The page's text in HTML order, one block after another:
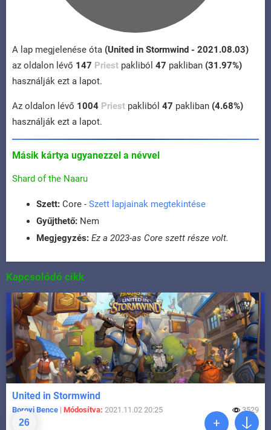
A lap megjelenése óta (United in Stormwind - 2021.08.03)
az oldalon lévő 147 Priest pakliból 47 pakliban (31.97%)
használják ezt a lapot.
Az oldalon lévő 1004 Priest pakliból 47 pakliban (4.68%)
használják ezt a lapot.
Másik kártya ugyanezzel a névvel
Shard of the Naaru
Szett: Core - Szett lapjainak megtekintése
Gyűjthető: Nem
Megjegyzés: Ez a 2023-as Core szett része volt.
Kapcsolódó cikk
26
United in Stormwind
Borovi Bence | Módosítva: 2021.11.02 20:25 3529